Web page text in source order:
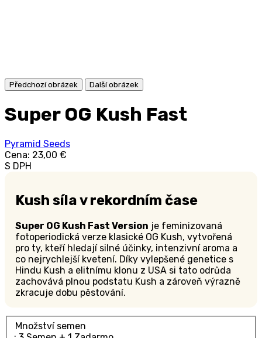
Předchozí obrázek Další obrázek
Super OG Kush Fast
Pyramid Seeds
Cena: 23,00 €
S DPH
Kush síla v rekordním čase
Super OG Kush Fast Version je feminizovaná
fotoperiodická verze klasické OG Kush, vytvořená
pro ty, kteří hledají silné účinky, intenzivní aroma a
co nejrychlejší kvetení. Díky vylepšené genetice s
Hindu Kush a elitnímu klonu z USA si tato odrůda
zachovává plnou podstatu Kush a zároveň výrazně
zkracuje dobu pěstování.
Množství semen